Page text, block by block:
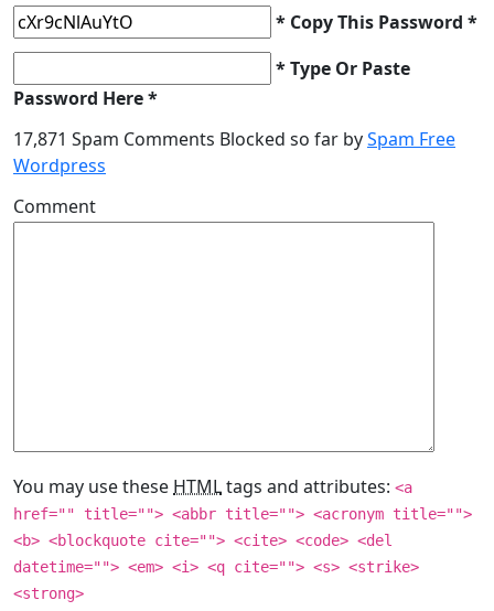
* Copy This Password *
* Type Or Paste
Password Here *
17,871 Spam Comments Blocked so far bySpam Free
Wordpress
Comment
You may use these HTMLtags and attributes: <a
href="" title=""> <abbr title=""> <acronym title="">
<b> <blockquote cite=""> <cite> <code> <del
datetime=""> <em> <i> <q cite=""> <s> <strike>
<strong>